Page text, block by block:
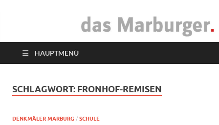
das Marburger.
HAUPTMENÜ
SCHLAGWORT: FRONHOF-REMISEN
DENKMÄLER MARBURG / SCHULE